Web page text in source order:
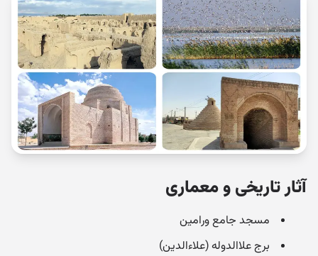
آثار تاریخی و معماری
مسجد جامع ورامین
برج علاالدوله (علاءالدین)